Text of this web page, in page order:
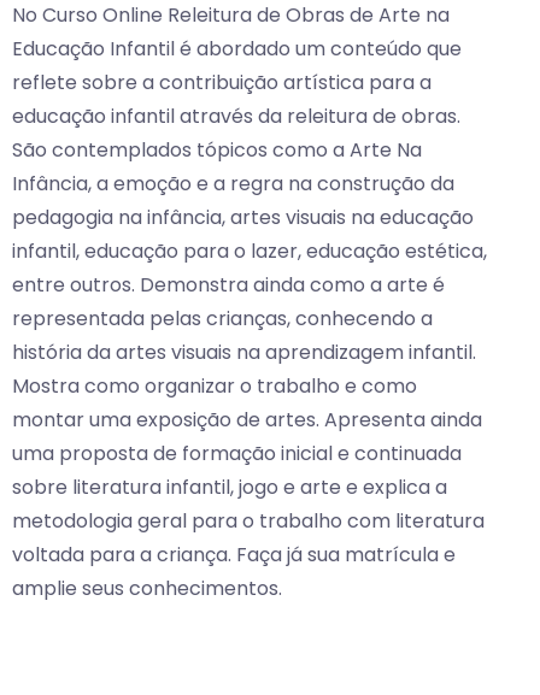
No Curso Online Releitura de Obras de Arte na
Educação Infantil é abordado um conteúdo que
reflete sobre a contribuição artística para a
educação infantil através da releitura de obras.
São contemplados tópicos como a Arte Na
Infância, a emoção e a regra na construção da
pedagogia na infância, artes visuais na educação
infantil, educação para o lazer, educação estética,
entre outros. Demonstra ainda como a arte é
representada pelas crianças, conhecendo a
história da artes visuais na aprendizagem infantil.
Mostra como organizar o trabalho e como
montar uma exposição de artes. Apresenta ainda
uma proposta de formação inicial e continuada
sobre literatura infantil, jogo e arte e explica a
metodologia geral para o trabalho com literatura
voltada para a criança. Faça já sua matrícula e
amplie seus conhecimentos.